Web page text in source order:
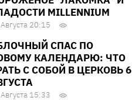
MILLENNIUM
20:15
СПАС ПО
КАЛЕНДАРЮ: ЧТО
С СОБОЙ В ЦЕРКОВЬ 6
15:33